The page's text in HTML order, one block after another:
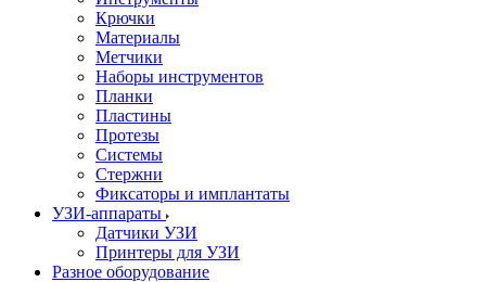
Крючки
Материалы
Метчики
Наборы инструментов
Планки
Пластины
Протезы
Системы
Стержни
Фиксаторы и имплантаты
УЗИ-аппараты
Датчики УЗИ
Принтеры для УЗИ
Разное оборудование